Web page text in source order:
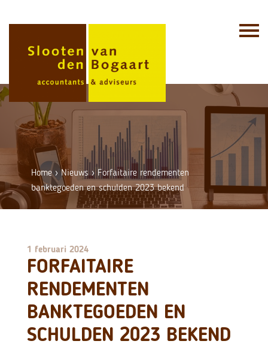
Home›Nieuws › Forfaitaire rendementen
banktegoeden en schulden 2023 bekend
1 februari 2024
FORFAITAIRE
RENDEMENTEN
BANKTEGOEDEN EN
SCHULDEN 2023 BEKEND